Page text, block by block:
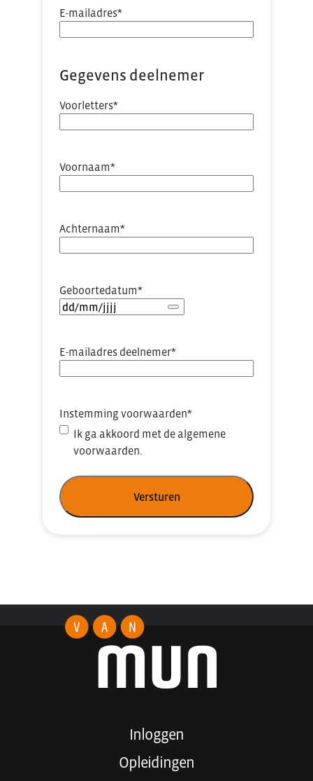
E-mailadres*
Gegevens deelnemer
Voorletters*
Voornaam*
Achternaam*
Geboortedatum*
E-mailadres deelnemer*
Instemming voorwaarden*
Ik ga akkoord met de algemene
voorwaarden.
Versturen
Inloggen
Opleidingen